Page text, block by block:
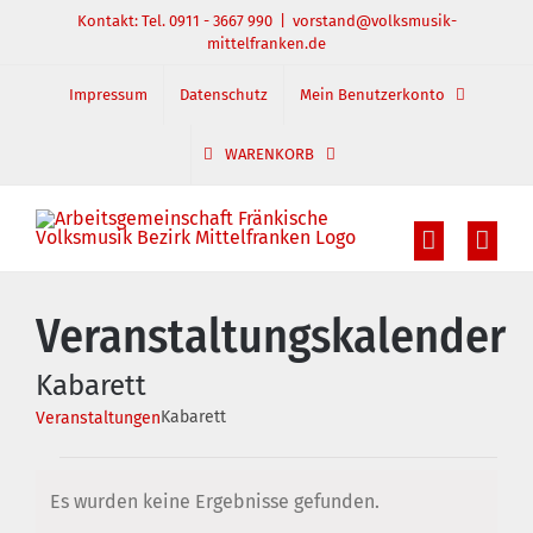
springen
Kontakt: Tel. 0911 - 3667 990
vorstand@volksmusik-
mittelfranken.de
Impressum Datenschutz Mein Benutzerkonto
WARENKORB
Veranstaltungskalender
Kabarett
VeranstaltungenKabarett
Es wurden keine Ergebnisse gefunden.